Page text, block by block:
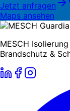
Jetzt anfragen
Maps ansehen
MESCH
Brandschutz &